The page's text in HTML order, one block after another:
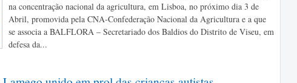
na concentração nacional da agricultura, em Lisboa, no próximo dia 3 de
Abril, promovida pela CNA-Confederação Nacional da Agricultura e a que
se associa a BALFLORA – Secretariado dos Baldios do Distrito de Viseu, em
defesa da...